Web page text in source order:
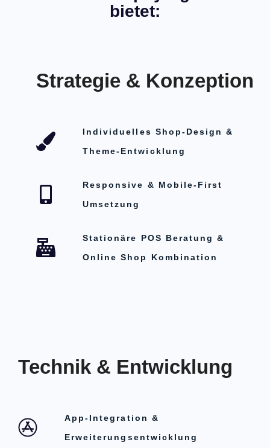
bietet:
Strategie & Konzeption
Individuelles Shop-Design &
Theme-Entwicklung
Responsive & Mobile-First
Umsetzung
Stationäre POS Beratung &
Online Shop Kombination
Technik & Entwicklung
App-Integration &
Erweiterungsentwicklung